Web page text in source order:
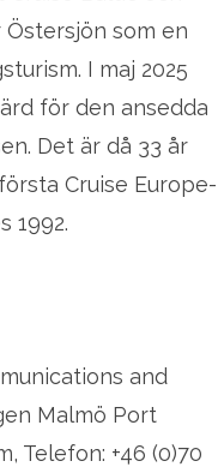
som en
I maj 2025
för den ansedda
Det är då 33 år
Cruise Europe-
1992.
and
Malmö Port
Telefon: +46 (0)70